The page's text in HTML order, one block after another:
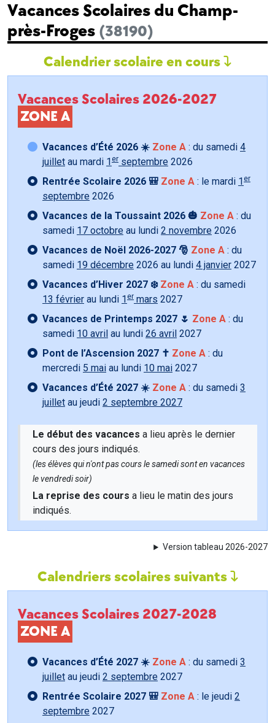
Vacances Scolaires du Champ-
près-Froges (38190)
Calendrier scolaire en cours
Vacances Scolaires 2026-2027
ZONE A
Vacances d’Été 2026 ☀️ Zone A : du samedi 4
juillet au mardi 1 er septembre 2026
Rentrée Scolaire 2026 🎒 Zone A : le mardi 1 er
septembre 2026
Vacances de la Toussaint 2026 🎃 Zone A : du
samedi 17 octobre au lundi 2 novembre 2026
Vacances de Noël 2026-2027 🎅 Zone A : du
samedi 19 décembre 2026 au lundi 4 janvier 2027
Vacances d’Hiver 2027 ❄️ Zone A : du samedi
13 février au lundi 1 er mars 2027
Vacances de Printemps 2027 🌷 Zone A : du
samedi 10 avril au lundi 26 avril 2027
Pont de l’Ascension 2027 ✝️ Zone A : du
mercredi 5 mai au lundi 10 mai 2027
Vacances d’Été 2027 ☀️ Zone A : du samedi 3
juillet au jeudi 2 septembre 2027
Le début des vacances a lieu après le dernier
cours des jours indiqués.
(les élèves qui n'ont pas cours le samedi sont en vacances
le vendredi soir)
La reprise des cours a lieu le matin des jours
indiqués.
Version tableau 2026-2027
Calendriers scolaires suivants
Vacances Scolaires 2027-2028
ZONE A
Vacances d’Été 2027 ☀️ Zone A : du samedi 3
juillet au jeudi 2 septembre 2027
Rentrée Scolaire 2027 🎒 Zone A : le jeudi 2
septembre 2027